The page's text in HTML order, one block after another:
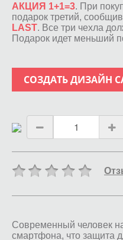
АКЦИЯ 1+1=3. При
подарок третий,
LAST. Все три чехла
Подарок идет меньший
СОЗДАТЬ ДИЗАЙН
Современный человек
смартфона, что защита